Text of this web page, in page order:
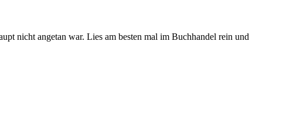
nicht angetan war. Lies am besten mal im Buchhandel rein und